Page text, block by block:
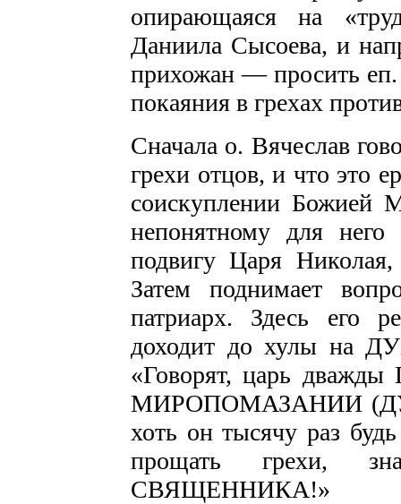
опирающаяся на
Даниила Сысоева, и
прихожан — просить
покаяния в грехах
Сначала о. Вячеслав
грехи отцов, и что это
соискуплении Божией
непонятному для него
подвигу Царя
Затем поднимает
патриарх. Здесь его
доходит до хулы на
«Говорят, царь
МИРОПОМАЗАНИИ
хоть он тысячу раз
прощать грехи,
СВЯЩЕННИКА!»